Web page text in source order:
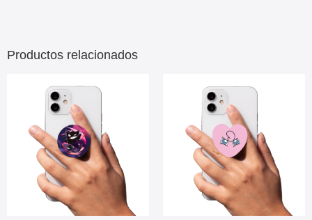
Productos relacionados